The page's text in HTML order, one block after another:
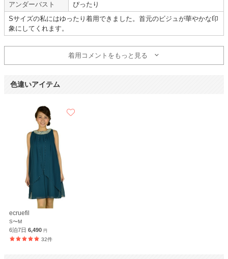
【一緒に注文した商品】
落ち着いたピンク色
20代前半
150〜154cm
体重 :50～54kg
体型 :
ややぽっちゃり
軽くて着脱がしやすくよかったです。
色も落ち着いたピンク色でした。
【一緒に注文した商品】
アンダーバスト
ぴったり
Sサイズの私にはゆったり着用できました。首元のビジュが華やかな印
象にしてくれます。
着用コメントをもっと見る
色違いアイテム
ecruefil
S〜M
6泊7日 6,490 円
32件